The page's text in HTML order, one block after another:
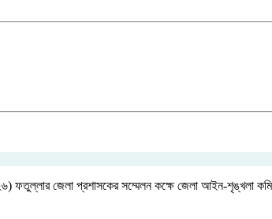
ফতুল্লার জেলা প্রশাসকের সম্মেলন কক্ষে জেলা আইন-শৃঙ্খলা